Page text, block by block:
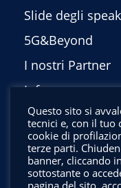
Slide degli
5G&Beyond
I nostri Partner
Info
Privacy Policy
English
Questo sito si
tecnici e, con il tuo
cookie di
terze parti.
banner, cliccando
sottostante o
pagina del sito,